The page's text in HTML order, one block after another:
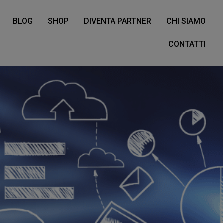
BLOG SHOP DIVENTA PARTNER CHI SIAMO
CONTATTI